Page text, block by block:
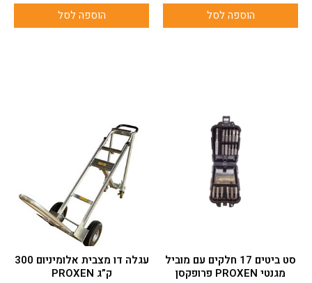
הוספה לסל הוספה לסל
סט ביטים 17 חלקים עם מוביל
מגנטי PROXEN פרופקסן
עגלה דו מצבית אלומיניום 300
ק”ג PROXEN